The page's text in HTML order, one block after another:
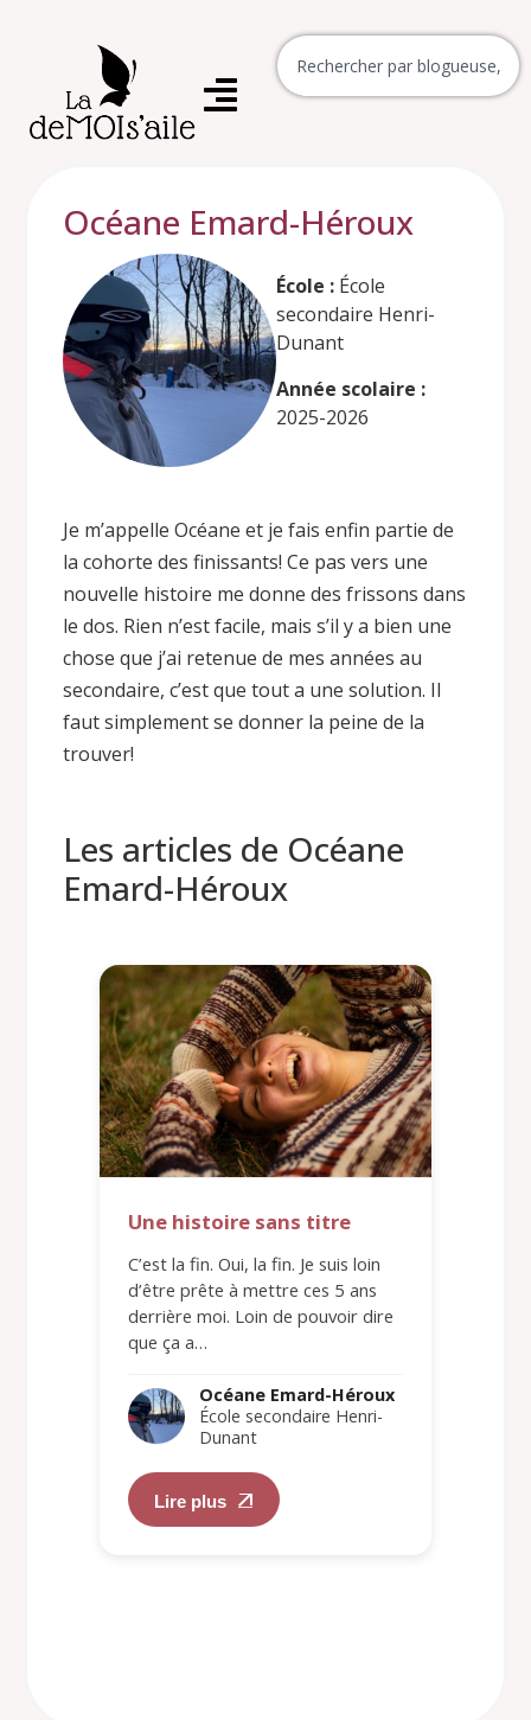
Océane Emard-Héroux
École : École
secondaire Henri-
Dunant
Année scolaire :
2025-2026
Je m’appelle Océane et je fais enfin partie de
la cohorte des finissants! Ce pas vers une
nouvelle histoire me donne des frissons dans
le dos. Rien n’est facile, mais s’il y a bien une
chose que j’ai retenue de mes années au
secondaire, c’est que tout a une solution. Il
faut simplement se donner la peine de la
trouver!
Les articles de Océane
Emard-Héroux
Une histoire sans titre
C’est la fin. Oui, la fin. Je suis loin
d’être prête à mettre ces 5 ans
derrière moi. Loin de pouvoir dire
que ça a…
Océane Emard-Héroux
École secondaire Henri-
Dunant
Lire plus